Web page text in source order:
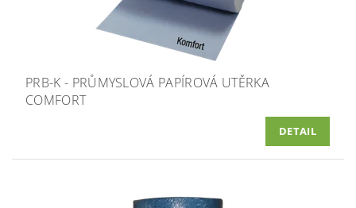
PRB-K - PRŮMYSLOVÁ PAPÍROVÁ UTĚRKA
COMFORT
DETAIL